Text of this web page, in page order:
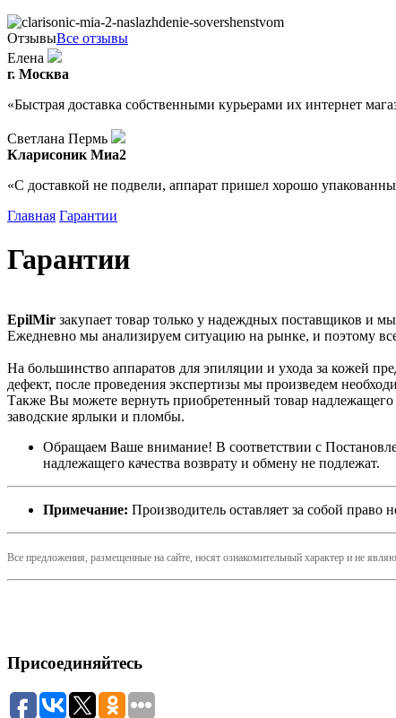
ОтзывыВсе отзывы
Елена
г. Москва
«Быстрая доставка собственными курьерами их интернет
Светлана Пермь
Кларисоник Миа2
«С доставкой не подвели, аппарат пришел хорошо
Главная Гарантии
Гарантии
EpilMir закупает товар только у надеждных поставщиков и
Ежедневно мы анализируем ситуацию на рынке, и поэтому
На большинство аппаратов для эпиляции и ухода за кожей
дефект, после проведения экспертизы мы произведем
Также Вы можете вернуть приобретенный товар надлежащего
заводские ярлыки и пломбы.
Обращаем Ваше внимание! В соответствии с
надлежащего качества возврату и обмену не подлежат.
Примечание: Производитель оставляет за собой
Все предложения, размещенные на сайте, носят ознакомительный характер и не
Присоединяйтесь